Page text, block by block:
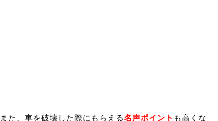
また、車を破壊した際にもらえる名声ポイント も高くな